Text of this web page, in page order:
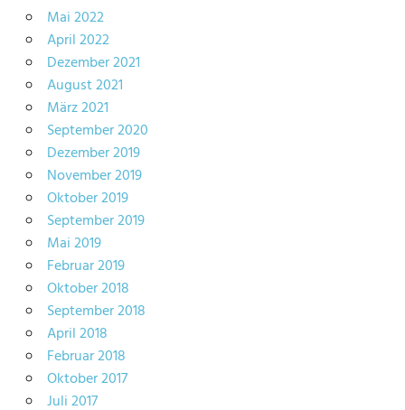
Mai 2022
April 2022
Dezember 2021
August 2021
März 2021
September 2020
Dezember 2019
November 2019
Oktober 2019
September 2019
Mai 2019
Februar 2019
Oktober 2018
September 2018
April 2018
Februar 2018
Oktober 2017
Juli 2017